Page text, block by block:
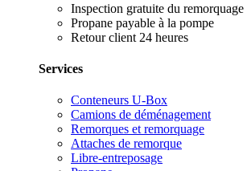
Inspection gratuite du remorquage
Propane payable à la pompe
Retour client 24 heures
Services
Conteneurs U-Box
Camions de déménagement
Remorques et remorquage
Attaches de remorque
Libre-entreposage